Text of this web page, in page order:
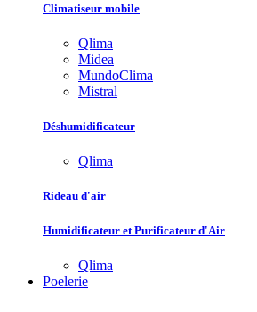
Climatiseur mobile
Qlima
Midea
MundoClima
Mistral
Déshumidificateur
Qlima
Rideau d'air
Humidificateur et Purificateur d'Air
Qlima
Poelerie